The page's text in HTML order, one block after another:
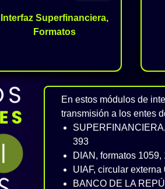
Interfaz Superfinanciera,
Formatos
En estos módulos de
transmisión a los entes
393
DIAN, formatos
UIAF, circular externa
BANCO DE LA